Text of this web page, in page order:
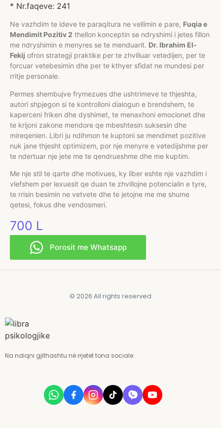
* Nr.faqeve: 241
Ne vazhdim te ideve te paraqitura ne vellimin e pare, Fuqia e
Mendimit Pozitiv 2 thellon konceptin se ndryshimi i jetes fillon
me ndryshimin e menyres se te menduarit. Dr. Ibrahim El-
Fekij ofron strategji praktike per te zhvilluar vetedijen, per te
forcuar vetebesimin dhe per te kthyer sfidat ne mundesi per
rritje personale.
Permes shembujve frymezues dhe ushtrimeve te thjeshta,
autori shpjegon si te kontrolloni dialogun e brendshem, te
kaperceni friken dhe dyshimet, te menaxhoni emocionet dhe
te krijoni zakone mendore qe mbeshtesin suksesin dhe
mireqenien. Libri ju ndihmon te kuptoni se mendimet pozitive
nuk jane thjesht optimizem, por nje menyre e vetedijshme per
te ndertuar nje jete me te qendrueshme dhe me kuptim.
Me nje stil te qarte dhe motivues, ky liber eshte nje vazhdim i
vlefshem per lexuesit qe duan te zhvillojne potencialin e tyre,
te rrisin besimin ne vetvete dhe te jetojne me me shume
qetesi, fokus dhe vendosmeri.
700 L
Porosit me Whatsapp
© 2026 All rights reserved
Na ndiqni gjithashtu në rrjetet tona sociale: